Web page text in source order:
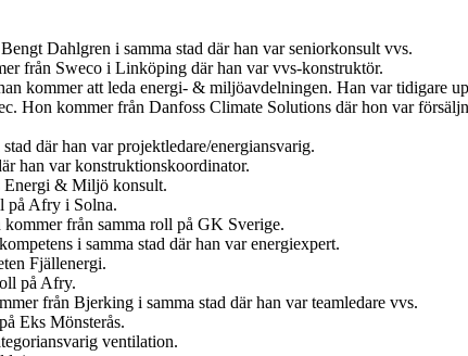
Dahlgren i samma stad där han var seniorkonsult vvs.
från Sweco i Linköping där han var vvs-konstruktör.
kommer att leda energi- & miljöavdelningen. Han var tidigare
Hon kommer från Danfoss Climate Solutions där hon var
där han var projektledare/energiansvarig.
han var konstruktionskoordinator.
Energi & Miljö konsult.
på Afry i Solna.
från samma roll på GK Sverige.
i samma stad där han var energiexpert.
Fjällenergi.
på Afry.
från Bjerking i samma stad där han var teamledare vvs.
Eks Mönsterås.
ventilation.